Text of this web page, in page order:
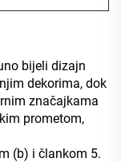
bijeli dizajn
dekorima, dok
značajkama
prometom,
(b) i člankom 5.